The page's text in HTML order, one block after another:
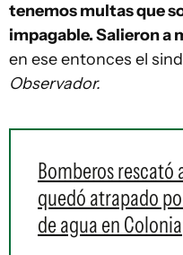
tenemos multas que
impagable. Salieron a
en ese entonces el
Observador.
Bomberos
quedó atrapado
de agua en Colonia